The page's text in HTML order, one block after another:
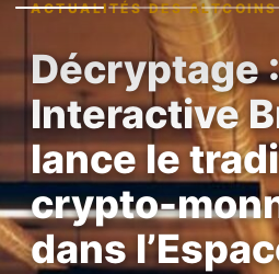
ACTUALITÉS DES ALTCOINS
Décryptage :
Interactive
lance le
crypto-
dans